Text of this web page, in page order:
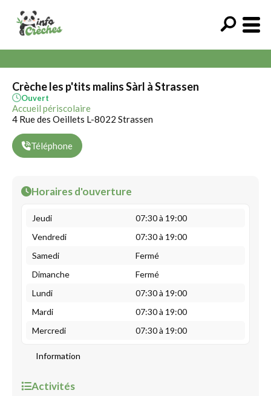
Crèche les p'tits malins Sàrl à Strassen
Ouvert
Accueil périscolaire
4 Rue des Oeillets L-8022 Strassen
Téléphone
Horaires d'ouverture
Jeudi
07:30 à 19:00
Vendredi
07:30 à 19:00
Samedi
Fermé
Dimanche
Fermé
Lundi
07:30 à 19:00
Mardi
07:30 à 19:00
Mercredi
07:30 à 19:00
Information
Activités